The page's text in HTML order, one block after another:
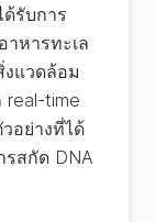
รับการ
หารทะเล
แวดล้อม
real-time
อย่างที่ได้
สกัด DNA